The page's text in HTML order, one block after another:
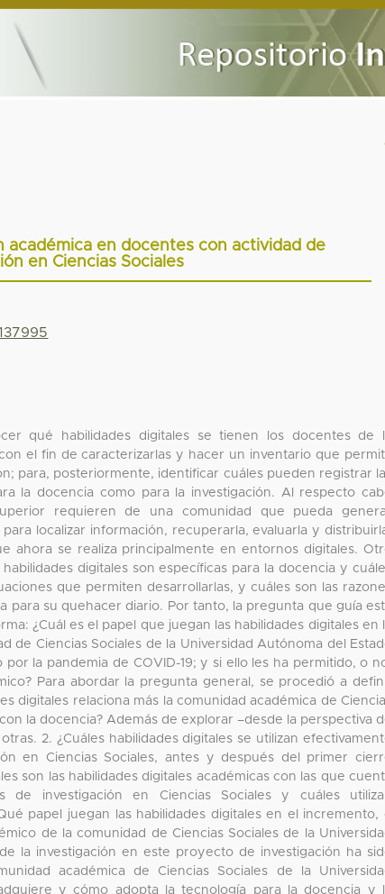
académica en docentes con actividad de
en Ciencias Sociales
qué habilidades digitales se tienen los docentes de
el fin de caracterizarlas y hacer un inventario que
para, posteriormente, identificar cuáles pueden registrar
la docencia como para la investigación. Al respecto
requieren de una comunidad que pueda
localizar información, recuperarla, evaluarla y
ahora se realiza principalmente en entornos digitales.
digitales son específicas para la docencia y
que permiten desarrollarlas, y cuáles son las
para su quehacer diario. Por tanto, la pregunta que guía
¿Cuál es el papel que juegan las habilidades digitales en
de Ciencias Sociales de la Universidad Autónoma del
la pandemia de COVID-19; y si ello les ha permitido, o
Para abordar la pregunta general, se procedió a
digitales relaciona más la comunidad académica de
la docencia? Además de explorar –desde la perspectiva
2. ¿Cuáles habilidades digitales se utilizan
en Ciencias Sociales, antes y después del primer
son las habilidades digitales académicas con las que
de investigación en Ciencias Sociales y cuáles
papel juegan las habilidades digitales en el incremento,
de la comunidad de Ciencias Sociales de la
la investigación en este proyecto de investigación ha
académica de Ciencias Sociales de la
y cómo adopta la tecnología para la docencia y